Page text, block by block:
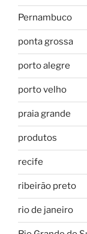
Pernambuco
ponta grossa
porto alegre
porto velho
praia grande
produtos
recife
ribeirão preto
rio de janeiro